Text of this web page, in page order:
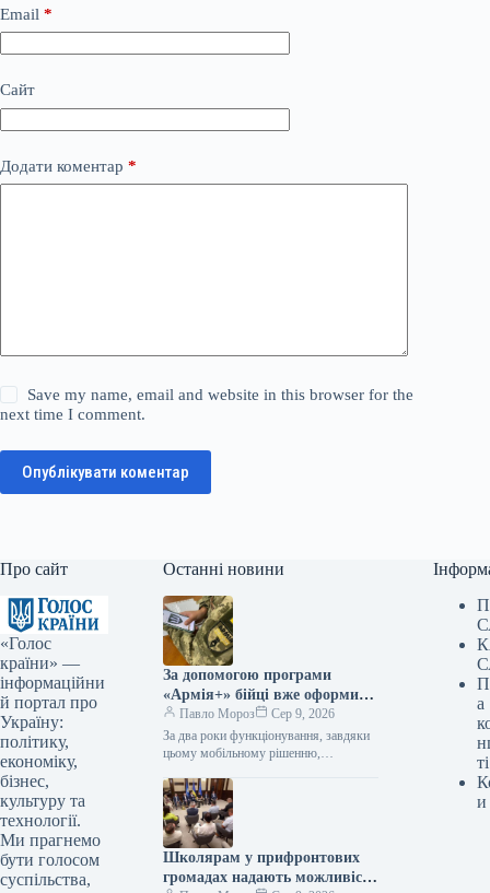
Email *
Сайт
Додати коментар *
Save my name, email and website in this browser for the
next time I comment.
Опублікувати коментар
Про сайт
«Голос
країни» —
інформаційни
й портал про
Україну:
політику,
економіку,
бізнес,
культуру та
технології.
Ми прагнемо
бути голосом
суспільства,
Останні новини
За допомогою програми
«Армія+» бійці вже оформили
майже 3 мільйони рапортів.
Павло Мороз
Сер 9, 2026
За два роки функціонування, завдяки
цьому мобільному рішенню,
приблизно 3 мільйони рапортів. За
інформацією, наданою Укрінформом,
це…
Школярам у прифронтових
громадах надають можливість
а
ті
и